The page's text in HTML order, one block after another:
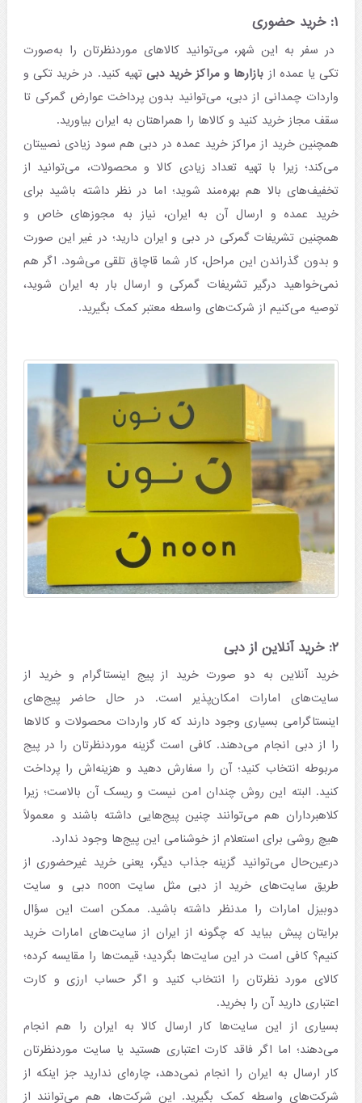
۱: خرید حضوری
در سفر به این شهر، می‌توانید کالاهای موردنظرتان را به‌صورت
تکی یا عمده از بازارها و مراکز خرید دبی تهیه کنید. در خرید تکی و
واردات چمدانی از دبی، می‌توانید بدون پرداخت عوارض گمرکی تا
سقف مجاز خرید کنید و کالاها را همراهتان به ایران بیاورید.
همچنین خرید از مراکز خرید عمده در دبی هم سود زیادی نصیبتان
می‌کند؛ زیرا با تهیه تعداد زیادی کالا و محصولات، می‌توانید از
تخفیف‌های بالا هم بهره‌مند شوید؛ اما در نظر داشته باشید برای
خرید عمده و ارسال آن به ایران، نیاز به مجوزهای خاص و
همچنین تشریفات گمرکی در دبی و ایران دارید؛ در غیر این صورت
و بدون گذراندن این مراحل، کار شما قاچاق تلقی می‌شود. اگر هم
نمی‌خواهید درگیر تشریفات گمرکی و ارسال بار به ایران شوید،
توصیه می‌کنیم از شرکت‌های واسطه معتبر کمک بگیرید.
۲: خرید آنلاین از دبی
خرید آنلاین به دو صورت خرید از پیج اینستاگرام و خرید از
سایت‌های امارات امکان‌پذیر است. در حال حاضر پیج‌های
اینستاگرامی بسیاری وجود دارند که کار واردات محصولات و کالاها
را از دبی انجام می‌دهند. کافی است گزینه موردنظرتان را در پیج
مربوطه انتخاب کنید؛ آن را سفارش دهید و هزینه‌اش را پرداخت
کنید. البته این روش چندان امن نیست و ریسک آن بالاست؛ زیرا
کلاهبرداران هم می‌توانند چنین پیج‌هایی داشته باشند و معمولاً
هیچ روشی برای استعلام از خوشنامی این پیج‌ها وجود ندارد.
درعین‌حال می‌توانید گزینه جذاب دیگر، یعنی خرید غیرحضوری از
طریق سایت‌های خرید از دبی مثل سایت noon دبی و سایت
دوبیزل امارات را مدنظر داشته باشید. ممکن است این سؤال
برایتان پیش بیاید که چگونه از ایران از سایت‌های امارات خرید
کنیم؟ کافی است در این سایت‌ها بگردید؛ قیمت‌ها را مقایسه کرده؛
کالای مورد نظرتان را انتخاب کنید و اگر حساب ارزی و کارت
اعتباری دارید آن را بخرید.
بسیاری از این سایت‌ها کار ارسال کالا به ایران را هم انجام
می‌دهند؛ اما اگر فاقد کارت اعتباری هستید یا سایت موردنظرتان
کار ارسال به ایران را انجام نمی‌دهد، چاره‌ای ندارید جز اینکه از
شرکت‌های واسطه کمک بگیرید. این شرکت‌ها، هم می‌توانند از